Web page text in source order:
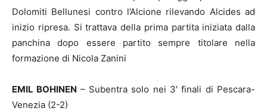
Dolomiti Bellunesi contro l’Alcione rilevando Alcides ad
inizio ripresa. Si trattava della prima partita iniziata dalla
panchina dopo essere partito sempre titolare nella
formazione di Nicola Zanini
EMIL BOHINEN – Subentra solo nei 3′ finali di Pescara-
Venezia (2-2)